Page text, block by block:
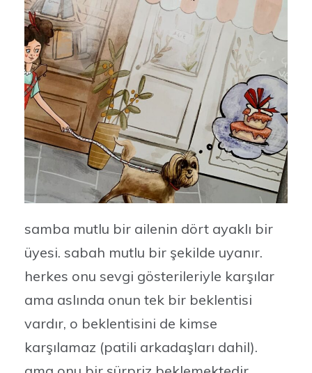
samba mutlu bir ailenin dört ayaklı bir
üyesi. sabah mutlu bir şekilde uyanır.
herkes onu sevgi gösterileriyle karşılar
ama aslında onun tek bir beklentisi
vardır, o beklentisini de kimse
karşılamaz (patili arkadaşları dahil).